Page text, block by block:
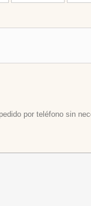
por teléfono sin